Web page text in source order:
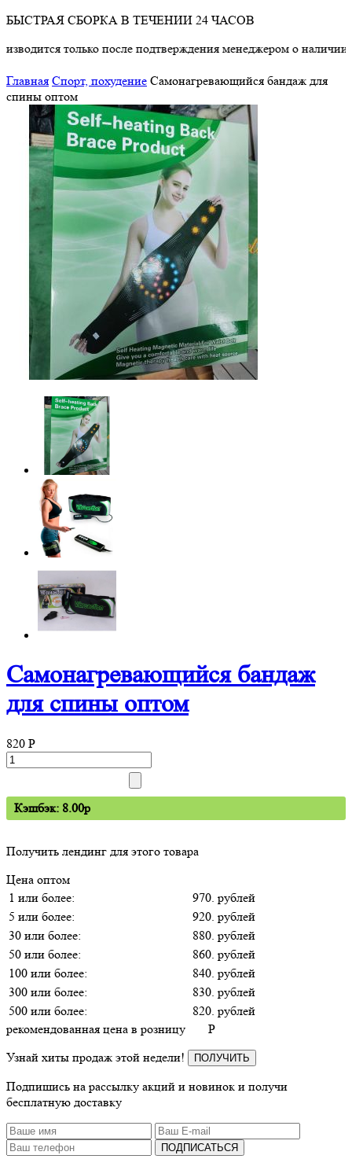
БЫСТРАЯ СБОРКА В ТЕЧЕНИИ 24 ЧАСОВ
только после подтверждения менеджером о наличии
Главная Спорт, похудение Самонагревающийся бандаж для
спины оптом
Самонагревающийся бандаж
для спины оптом
820 P
Кэшбэк: 8.00p
Получить лендинг для этого товара
Цена оптом
1 или более:
970. рублей
5 или более:
920. рублей
30 или более:
880. рублей
50 или более:
860. рублей
100 или более:
840. рублей
300 или более:
830. рублей
500 или более:
820. рублей
рекомендованная цена в розницу
P
Узнай хиты продаж этой недели!
ПОЛУЧИТЬ
Подпишись на рассылку акций и новинок и получи
бесплатную доставку
ПОДПИСАТЬСЯ